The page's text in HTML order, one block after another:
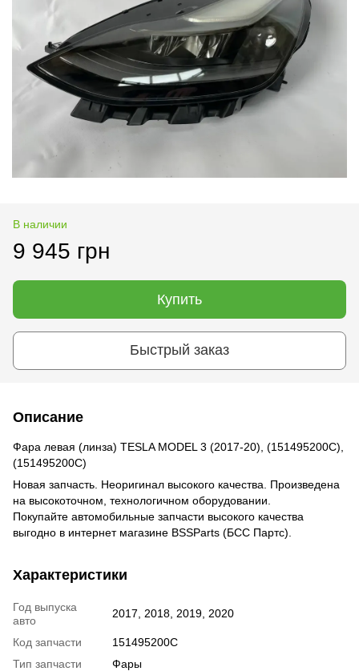
В наличии
9 945 грн
Купить
Быстрый заказ
Описание
Фара левая (линза) TESLA MODEL 3 (2017-20), (151495200C),
(151495200C)
Новая запчасть. Неоригинал высокого качества. Произведена
на высокоточном, технологичном оборудовании.
Покупайте автомобильные запчасти высокого качества
выгодно в интернет магазине BSSParts (БСС Партс).
Характеристики
Год выпуска
авто
2017, 2018, 2019, 2020
Код запчасти
151495200C
Тип запчасти
Фары